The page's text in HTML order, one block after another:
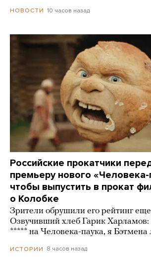
НОВОСТИ 10 часов назад
Российские прокатчики
премьеру нового «Человека-
чтобы выпустить в прокат
о Колобке
Зрители обрушили его рейтинг
Озвучивший хлеб Гарик Харламов:
***** на Человека-паука, я
ИСТОРИИ 8 часов назад